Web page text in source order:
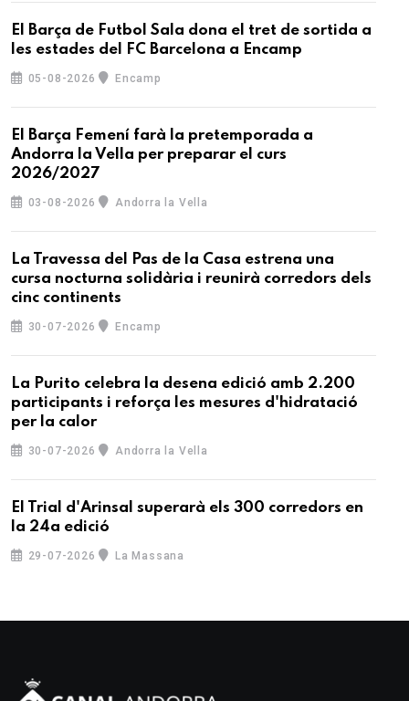
El Barça de Futbol Sala dona el tret de sortida a
les estades del FC Barcelona a Encamp
05-08-2026 Encamp
El Barça Femení farà la pretemporada a
Andorra la Vella per preparar el curs
2026/2027
03-08-2026 Andorra la Vella
La Travessa del Pas de la Casa estrena una
cursa nocturna solidària i reunirà corredors dels
cinc continents
30-07-2026 Encamp
La Purito celebra la desena edició amb 2.200
participants i reforça les mesures d'hidratació
per la calor
30-07-2026 Andorra la Vella
El Trial d'Arinsal superarà els 300 corredors en
la 24a edició
29-07-2026 La Massana